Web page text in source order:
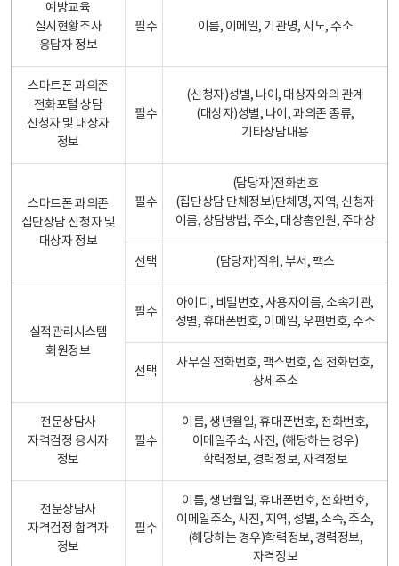
예방교육
실시현황조사
응답자 정보
필수 이름, 이메일, 기관명, 시도, 주소
스마트폰 과의존
전화포털 상담
신청자 및 대상자
정보
필수
(신청자)성별, 나이, 대상자와의 관계
(대상자)성별, 나이, 과의존 종류,
기타상담내용
스마트폰 과의존
집단상담 신청자 및
대상자 정보
필수
(담당자)전화번호
(집단상담 단체정보)단체명, 지역, 신청자
이름, 상담방법, 주소, 대상총인원, 주대상
선택 (담당자)직위, 부서, 팩스
실적관리시스템
회원정보
필수
아이디, 비밀번호, 사용자이름, 소속기관,
성별, 휴대폰번호, 이메일, 우편번호, 주소
선택
사무실 전화번호, 팩스번호, 집 전화번호,
상세주소
전문상담사
자격검정 응시자
정보
필수
이름, 생년월일, 휴대폰번호, 전화번호,
이메일주소, 사진, (해당하는 경우)
학력정보, 경력정보, 자격정보
전문상담사
자격검정 합격자
정보
필수
이름, 생년월일, 휴대폰번호, 전화번호,
이메일주소, 사진, 지역, 성별, 소속, 주소,
(해당하는 경우)학력정보, 경력정보,
자격정보